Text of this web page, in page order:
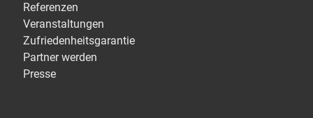
Referenzen
Veranstaltungen
Zufriedenheitsgarantie
Partner werden
Presse